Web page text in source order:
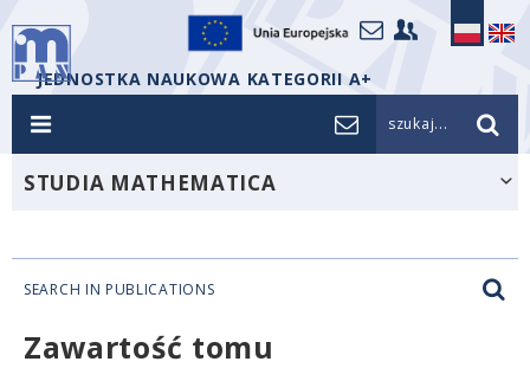
JEDNOSTKA NAUKOWA KATEGORII A+
szukaj...
STUDIA MATHEMATICA
SEARCH IN PUBLICATIONS
Zawartość tomu